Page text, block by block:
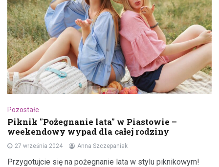
Pozostałe
Piknik "Pożegnanie lata" w Piastowie –
weekendowy wypad dla całej rodziny
27 września 2024 Anna Szczepaniak
Przygotujcie się na pożegnanie lata w stylu piknikowym!